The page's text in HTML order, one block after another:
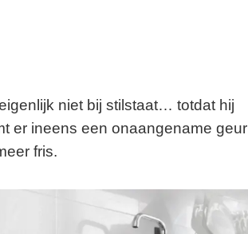
niet bij stilstaat… totdat hij
er ineens een onaangename geur
fris.